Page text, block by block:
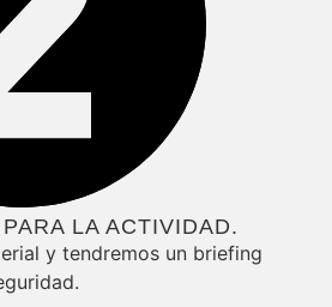
LA ACTIVIDAD.
y tendremos un briefing